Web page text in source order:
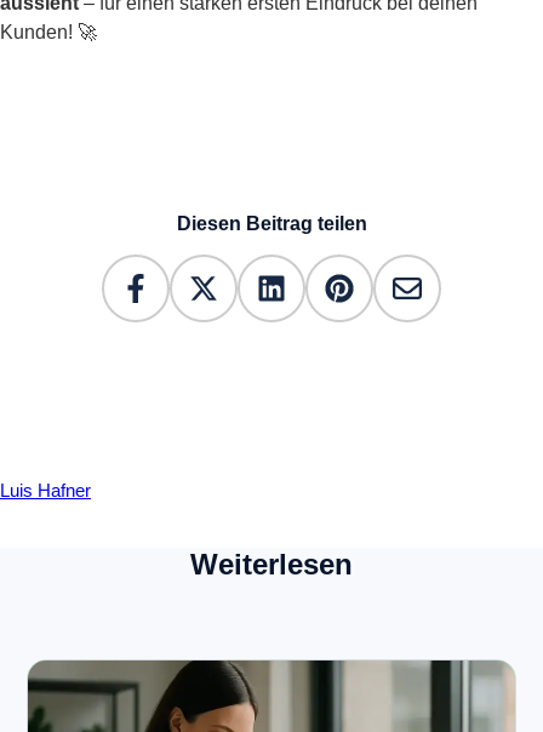
Kunden! 🚀
Diesen Beitrag teilen
Luis Hafner
Weiterlesen